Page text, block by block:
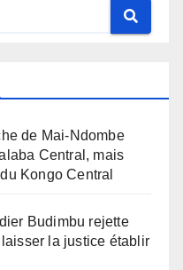
de Mai-Ndombe
Central, mais
Kongo Central
Budimbu rejette
la justice établir